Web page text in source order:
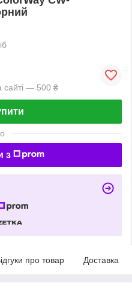
сайті — 500 ₴
з
про товар Доставка